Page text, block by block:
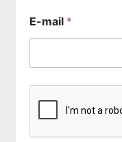
E-mail *